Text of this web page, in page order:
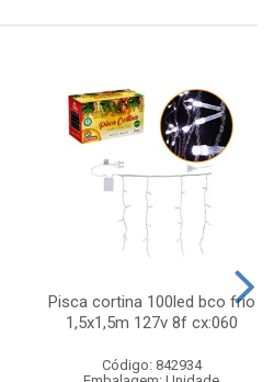
Pisca cortina 100led bco frio
1,5x1,5m 127v 8f cx:060
Código: 842934